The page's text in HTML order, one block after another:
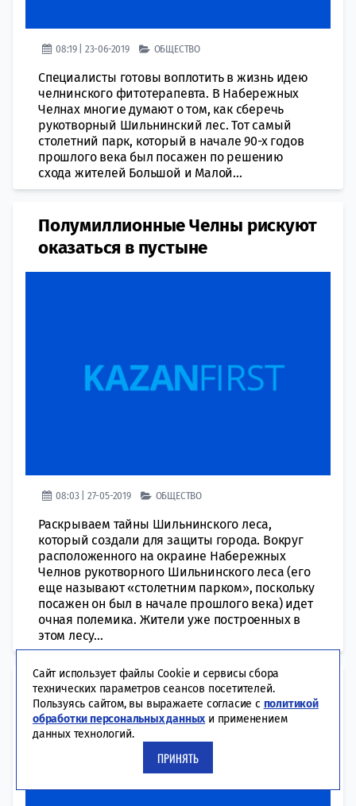
08:19 | 23-06-2019 ОБЩЕСТВО
Специалисты готовы воплотить в жизнь идею
челнинского фитотерапевта. В Набережных
Челнах многие думают о том, как сберечь
рукотворный Шильнинский лес. Тот самый
столетний парк, который в начале 90-х годов
прошлого века был посажен по решению
схода жителей Большой и Малой...
Полумиллионные Челны рискуют
оказаться в пустыне
08:03 | 27-05-2019 ОБЩЕСТВО
Раскрываем тайны Шильнинского леса,
который создали для защиты города. Вокруг
расположенного на окраине Набережных
Челнов рукотворного Шильнинского леса (его
еще называют «столетним парком», поскольку
посажен он был в начале прошлого века) идет
очная полемика. Жители уже построенных в
этом лесу...
Минлесхоз РТ заинтересовался
руслорегулированием Шильны
Сайт использует файлы Cookie и сервисы сбора
технических параметров сеансов посетителей.
Пользуясь сайтом, вы выражаете согласие с политикой
обработки персональных данных и применением
данных технологий.
ПРИНЯТЬ